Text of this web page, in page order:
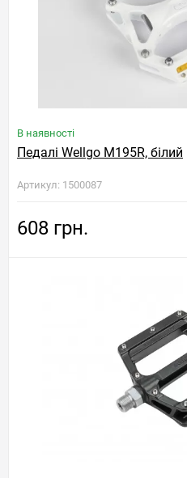
В наявності
Педалі Wellgo M195R, білий
Артикул: 1500087
608 грн.